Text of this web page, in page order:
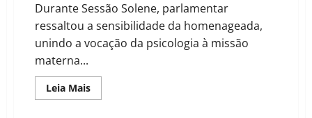
Durante Sessão Solene, parlamentar
ressaltou a sensibilidade da homenageada,
unindo a vocação da psicologia à missão
materna...
Leia MaisRead
more